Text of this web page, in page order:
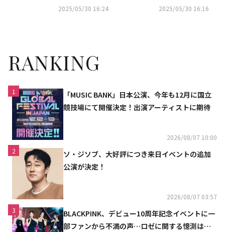
025」を終えて韓国に到着
2025/05/30 16:24 2025/05/30 16:16
RANKING
1
「MUSIC BANK」日本公演、今年も12月に国立
競技場にて開催決定！出演アーティストに期待
2026/08/07 10:00
2
ソ・ジソブ、大好評につき来日イベントの追加
公演が決定！
2026/08/07 03:57
3
BLACKPINK、デビュー10周年記念イベントに一
部ファンから不満の声…ロゼに関する憶測は否